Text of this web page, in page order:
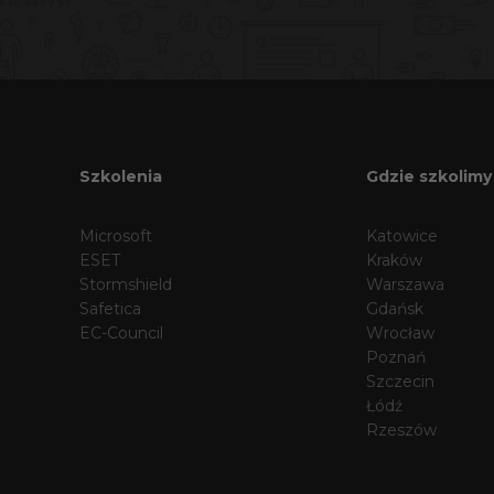
Szkolenia
Microsoft
ESET
Stormshield
Safetica
EC-Council
Gdzie szkolimy
Katowice
Kraków
Warszawa
Gdańsk
Wrocław
Poznań
Szczecin
Łódź
Rzeszów